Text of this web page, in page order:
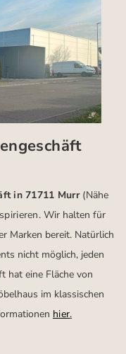
in 71711 Murr (Nähe
Wir halten für
Marken bereit. Natürlich
nicht möglich, jeden
hat eine Fläche von
im klassischen
hier.